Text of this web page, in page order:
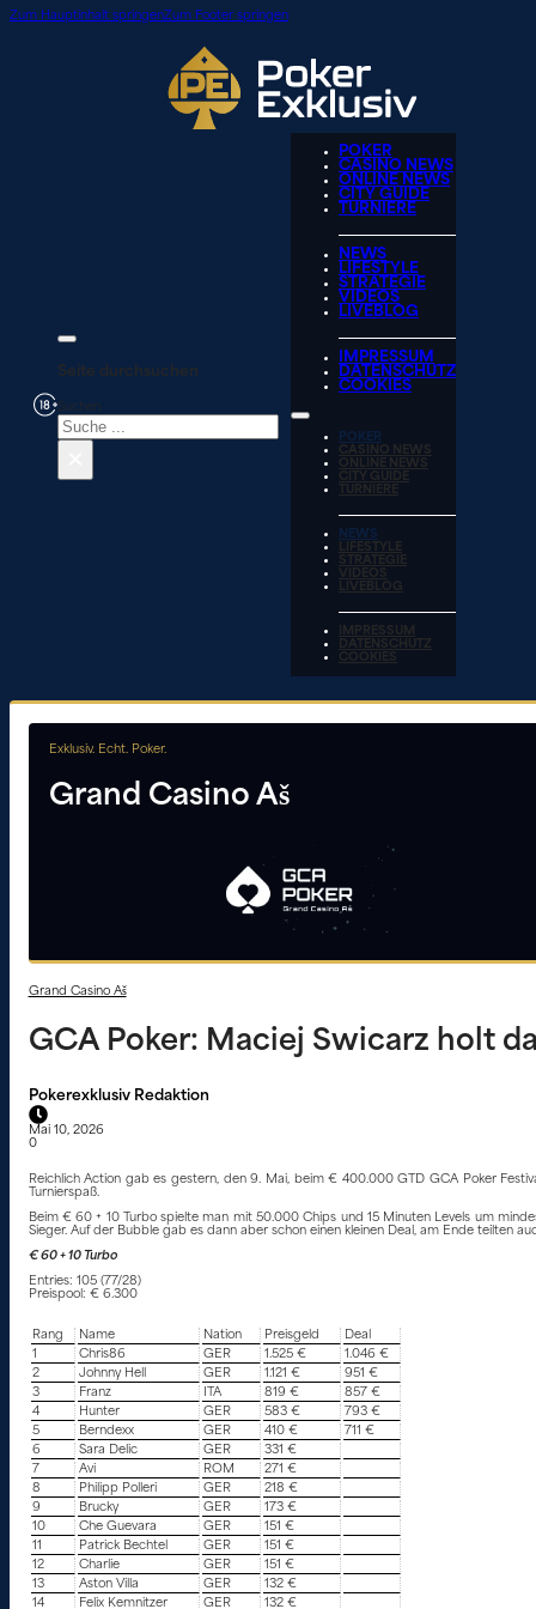
Zum Hauptinhalt springenZum Footer springen
Seite durchsuchen
POKER
CASINO NEWS
ONLINE NEWS
CITY GUIDE
TURNIERE
NEWS
LIFESTYLE
STRATEGIE
VIDEOS
LIVEBLOG
IMPRESSUM
DATENSCHUTZ
COOKIES
POKER
CASINO NEWS
ONLINE NEWS
CITY GUIDE
TURNIERE
NEWS
LIFESTYLE
STRATEGIE
VIDEOS
LIVEBLOG
IMPRESSUM
DATENSCHUTZ
COOKIES
Exklusiv. Echt. Poker.
Grand Casino Aš
Grand Casino Aš
GCA Poker: Maciej Swicarz holt
Pokerexklusiv Redaktion
Mai 10, 2026
0
Reichlich Action gab es gestern, den 9. Mai, beim € 400.000 GTD GCA Poker
Turnierspaß.
Beim € 60 + 10 Turbo spielte man mit 50.000 Chips und 15 Minuten Levels um
Sieger. Auf der Bubble gab es dann aber schon einen kleinen Deal, am Ende teilten
€ 60 + 10 Turbo
Entries: 105 (77/28)
Preispool: € 6.300
Rang Name Nation Preisgeld
Deal
1
Chris86 GER 1.525 €
1.046 €
2
Johnny Hell GER 1.121 €
951 €
3
Franz ITA 819 €
857 €
4
Hunter GER 583 €
793 €
5
Berndexx GER 410 €
711 €
6
Sara Delic GER
331 €
7
Avi ROM
271 €
8
Philipp Polleri GER
218 €
9
Brucky GER
173 €
10
Che Guevara GER
151 €
11
Patrick Bechtel GER
151 €
12
Charlie GER
151 €
13
Aston Villa GER
132 €
14
Felix Kemnitzer GER
132 €